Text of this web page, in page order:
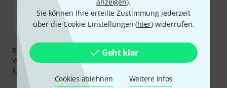
Sie können Ihre erteilte Zustimmung jederzeit
über die Cookie-Einstellungen (hier) widerrufen.
Geht klar
Cookies ablehnen Weitere Infos
Bezahlen Sie vertraulich und sicher per Nachnahme,
Vorkasse, PayPal, Amazon Pay,Klarna Sofort bezahlen,
Klarna Ratenzahlungoder Kreditkarte.